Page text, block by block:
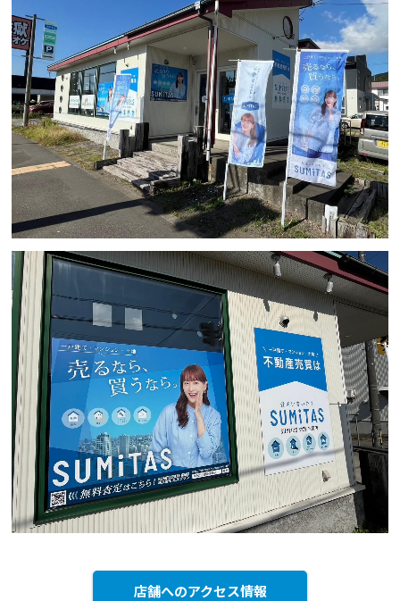
店舗へのアクセス情報